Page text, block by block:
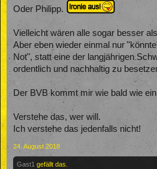
Oder Philipp.
Vielleicht wären alle sogar besser
Aber eben wieder einmal nur
Not", statt eine der langjährigen
ordentlich und nachhaltig zu
Der BVB kommt mir wie bald wie
Verstehe das, wer will.
Ich verstehe das jedenfalls nicht!
24. August 2018
Gast1 gefällt das.